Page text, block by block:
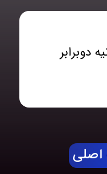
دوبرابر